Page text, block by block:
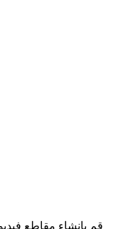
قم بإنشاء مقاطع